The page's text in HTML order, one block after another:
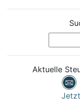
Aktuelle